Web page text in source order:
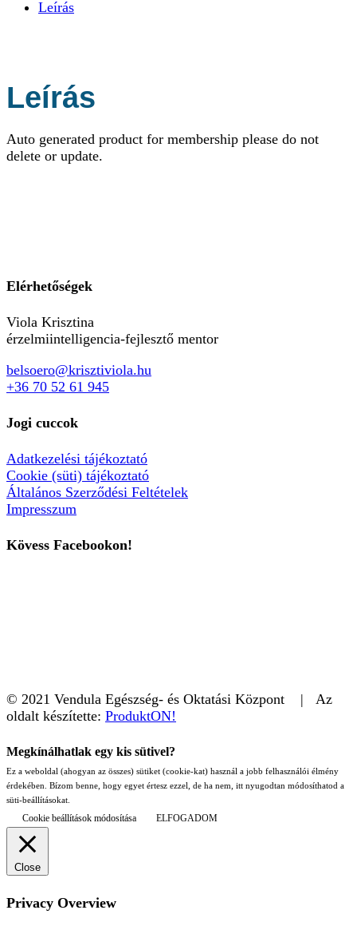
Leírás
Leírás
Auto generated product for membership please do not
delete or update.
Elérhetőségek
Viola Krisztina
érzelmiintelligencia-fejlesztő mentor
belsoero@krisztiviola.hu
+36 70 52 61 945
Jogi cuccok
Adatkezelési tájékoztató
Cookie (süti) tájékoztató
Általános Szerződési Feltételek
Impresszum
Kövess Facebookon!
© 2021 Vendula Egészség- és Oktatási Központ | Az
oldalt készítette: ProduktON!
Megkínálhatlak egy kis sütivel?
Ez a weboldal (ahogyan az összes) sütiket (cookie-kat) használ a jobb felhasználói élmény
érdekében. Bízom benne, hogy egyet értesz ezzel, de ha nem, itt nyugodtan módosíthatod a
süti-beállításokat.
Cookie beállítások módosítása ELFOGADOM
Close
Privacy Overview